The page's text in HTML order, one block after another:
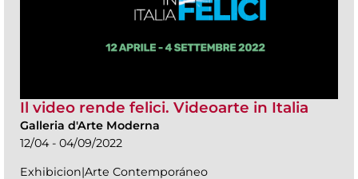
Il video rende felici. Videoarte in Italia
Galleria d'Arte Moderna
12/04 - 04/09/2022
Exhibicion|Arte Contemporáneo